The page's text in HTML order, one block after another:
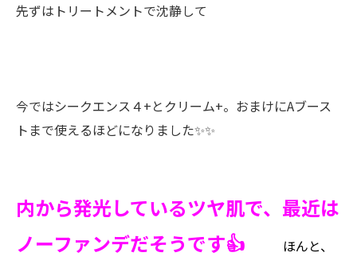
先ずはトリートメントで沈静して
今ではシークエンス４+とクリーム+。おまけにAブース
トまで使えるほどになりました✨✨
内から発光しているツヤ肌で、最近は
ノーファンデだそうです👍
ほんと、